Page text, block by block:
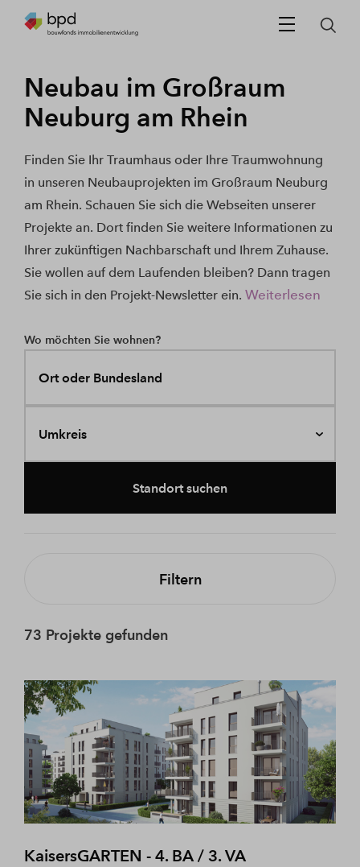
Neubau im Großraum
Neuburg am Rhein
Finden Sie Ihr Traumhaus oder Ihre Traumwohnung
in unseren Neubauprojekten im Großraum Neuburg
am Rhein. Schauen Sie sich die Webseiten unserer
Projekte an. Dort finden Sie weitere Informationen zu
Ihrer zukünftigen Nachbarschaft und Ihrem Zuhause.
Sie wollen auf dem Laufenden bleiben? Dann tragen
Sie sich in den Projekt-Newsletter ein. Weiterlesen
Wo möchten Sie wohnen?
Ort oder Bundesland
Umkreis
Standort suchen
Filtern
73 Projekte gefunden
KaisersGARTEN - 4. BA / 3. VA